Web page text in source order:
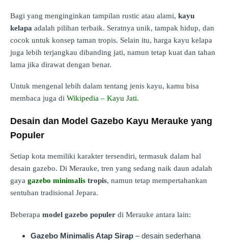
Bagi yang menginginkan tampilan rustic atau alami, kayu
kelapa adalah pilihan terbaik. Seratnya unik, tampak hidup, dan
cocok untuk konsep taman tropis. Selain itu, harga kayu kelapa
juga lebih terjangkau dibanding jati, namun tetap kuat dan tahan
lama jika dirawat dengan benar.
Untuk mengenal lebih dalam tentang jenis kayu, kamu bisa
membaca juga di Wikipedia – Kayu Jati.
Desain dan Model Gazebo Kayu Merauke yang
Populer
Setiap kota memiliki karakter tersendiri, termasuk dalam hal
desain gazebo. Di Merauke, tren yang sedang naik daun adalah
gaya gazebo minimalis tropis, namun tetap mempertahankan
sentuhan tradisional Jepara.
Beberapa model gazebo populer di Merauke antara lain:
Gazebo Minimalis Atap Sirap – desain sederhana